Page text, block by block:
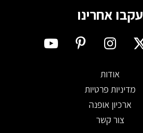
עקבו אחרינו
אודות
מדיניות פרטיות
ארכיון אופנה
צור קשר